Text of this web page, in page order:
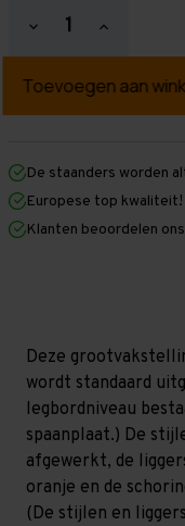
Hoeveelheid
verlagen
Grootvakstelling
mm
mm
x
800
mm
1.350
mm)
verhogen
mm
mm
800
mm
1.350
mm)
De staanders worden
Europese top kwaliteit!
Klanten beoordelen
Deze
wordt standaard
legbordniveau
spaanplaat.) De
afgewerkt, de
oranje en de
(De stijlen en